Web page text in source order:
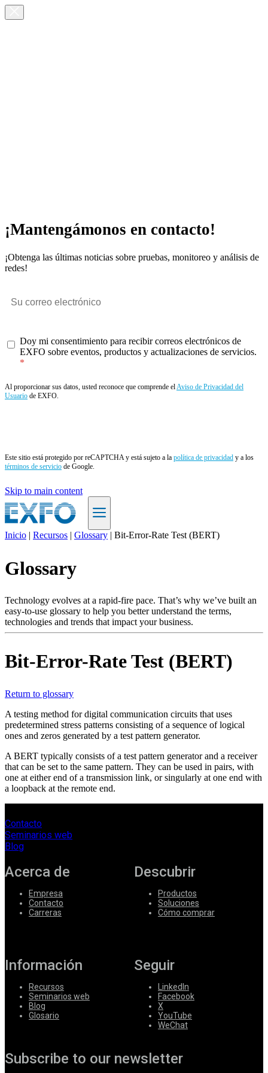
¡Mantengámonos en contacto!
¡Obtenga las últimas noticias sobre pruebas, monitoreo y análisis de
redes!
Doy mi consentimiento para recibir correos electrónicos de
EXFO sobre eventos, productos y actualizaciones de servicios.
Al proporcionar sus datos, usted reconoce que comprende elAviso de Privacidad del
Usuario de EXFO.
Este sitio está protegido por reCAPTCHA y está sujeto a la política de privacidad y a los
términos de servicio de Google.
Skip to main content
Productos
Asistencia
Servicios
Cómo
Recursos
Contacto
Corporate
Careers
Suppliers
Inicio | Recursos | Glossary | Bit-Error-Rate Test (BERT)
Glossary
Technology evolves at a rapid-fire pace. That’s why we’ve built an
easy-to-use glossary to help you better understand the terms,
technologies and trends that impact your business.
Bit-Error-Rate Test (BERT)
Return to glossary
A testing method for digital communication circuits that uses
predetermined stress patterns consisting of a sequence of logical
ones and zeros generated by a test pattern generator.
A BERT typically consists of a test pattern generator and a receiver
that can be set to the same pattern. They can be used in pairs, with
one at either end of a transmission link, or singularly at one end with
a loopback at the remote end.
Contacto
Seminarios web
Blog
Acerca de
Empresa
Contacto
Carreras
Descubrir
Productos
Soluciones
Cómo comprar
Información
Recursos
Seminarios web
Blog
Glosario
Seguir
LinkedIn
Facebook
X
YouTube
WeChat
Subscribe to our newsletter